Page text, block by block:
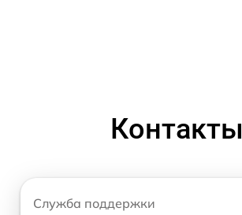
Контакты
Служба поддержки